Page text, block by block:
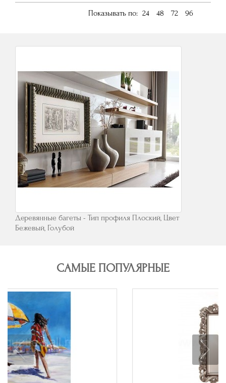
Показывать по: 24 48 72 96
Деревянные багеты - Тип профиля Плоский, Цвет
Бежевый, Голубой
САМЫЕ ПОПУЛЯРНЫЕ